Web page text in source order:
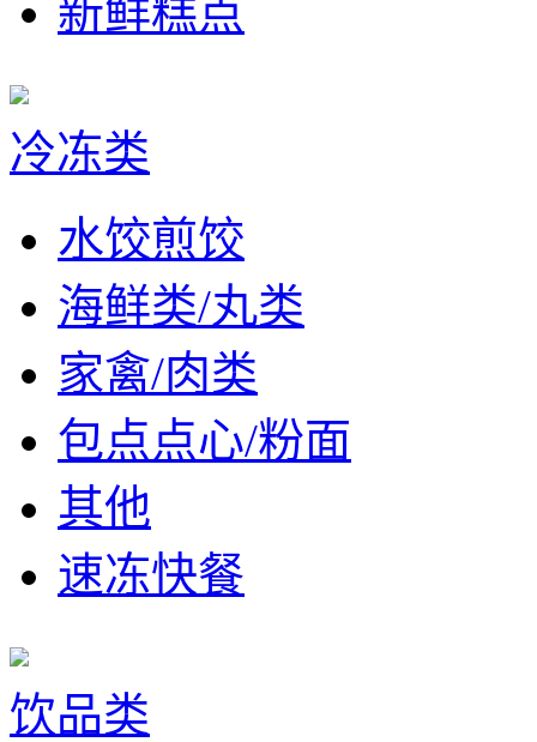
新鲜糕点
冷冻类
水饺煎饺
海鲜类/丸类
家禽/肉类
包点点心/粉面
其他
速冻快餐
饮品类